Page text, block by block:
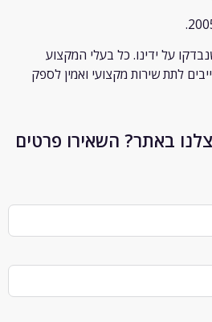
ידינו. כל בעלי המקצוע
שירות מקצועי ואמין לספק
השאירו פרטים